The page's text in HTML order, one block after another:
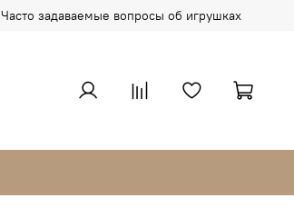
Часто задаваемые вопросы об игрушках